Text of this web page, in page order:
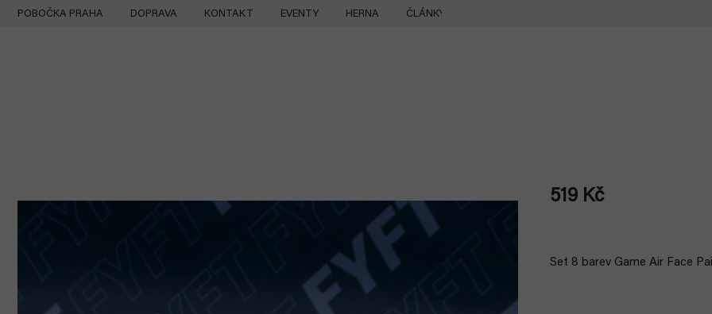
Přejít
POBOČKA PRAHA DOPRAVA KONTAKT EVENTY HERNA ČLÁNKY
519 Kč
Set 8 barev Game Air Face